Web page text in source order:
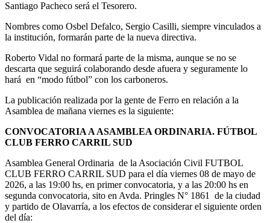
Santiago Pacheco será el Tesorero.
Nombres como Osbel Defalco, Sergio Casilli, siempre vinculados a
la institución, formarán parte de la nueva directiva.
Roberto Vidal no formará parte de la misma, aunque se no se
descarta que seguirá colaborando desde afuera y seguramente lo
hará en “modo fútbol” con los carboneros.
La publicación realizada por la gente de Ferro en relación a la
Asamblea de mañana viernes es la siguiente:
CONVOCATORIA A ASAMBLEA ORDINARIA. FÚTBOL
CLUB FERRO CARRIL SUD
Asamblea General Ordinaria de la Asociación Civil FUTBOL
CLUB FERRO CARRIL SUD para el día viernes 08 de mayo de
2026, a las 19:00 hs, en primer convocatoria, y a las 20:00 hs en
segunda convocatoria, sito en Avda. Pringles N° 1861 de la ciudad
y partido de Olavarría, a los efectos de considerar el siguiente orden
del día: